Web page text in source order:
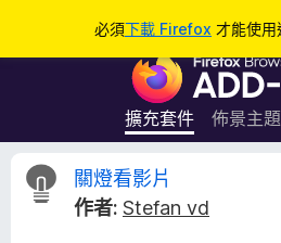
必須下載 Firefox 才能使用
F
r
e
擴充套件 佈景主題
關
關燈看影片
作者: Stefan vd